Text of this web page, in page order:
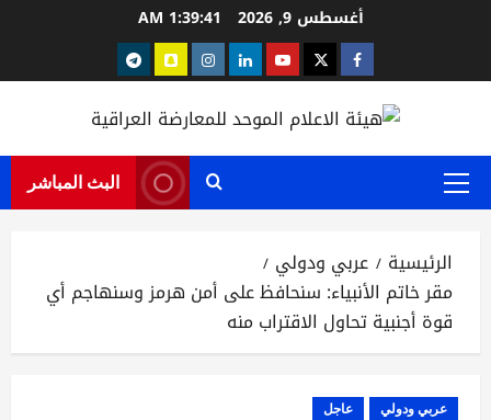
المحتوى
أغسطس 9, 2026 1:39:42 AM
facebook
Twitter
youtube
Linkedin
instagram
snapchat
Telegram
القائمة
البث المباشر
الرئيسية
عربي ودولي
مقر خاتم الأنبياء: سنحافظ على أمن هرمز وسنهاجم أي
قوة أجنبية تحاول الاقتراب منه
عربي ودولي عاجل